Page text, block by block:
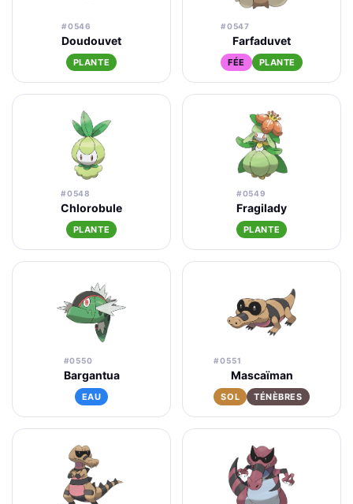
#0546
Doudouvet
PLANTE
#0547
Farfaduvet
FÉE PLANTE
#0548
Chlorobule
PLANTE
#0549
Fragilady
PLANTE
#0550
Bargantua
EAU
#0551
Mascaïman
SOL TÉNÈBRES